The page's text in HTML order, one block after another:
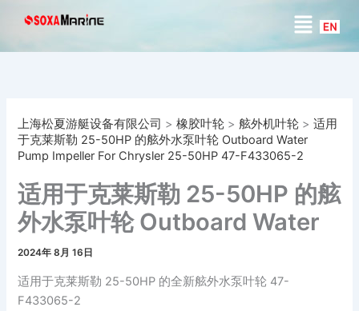
菜
单
上海松夏游艇设备有限公司 >橡胶叶轮 >舷外机叶轮 >适用
于克莱斯勒 25-50HP 的舷外水泵叶轮 Outboard Water
Pump Impeller For Chrysler 25-50HP 47-F433065-2
适用于克莱斯勒 25-50HP 的舷
外水泵叶轮 Outboard Water
Pump Impeller For Chrysler
25-50HP 47-F433065-2
2024年 8月 16日
适用于克莱斯勒 25-50HP 的全新舷外水泵叶轮 47-
F433065-2
索